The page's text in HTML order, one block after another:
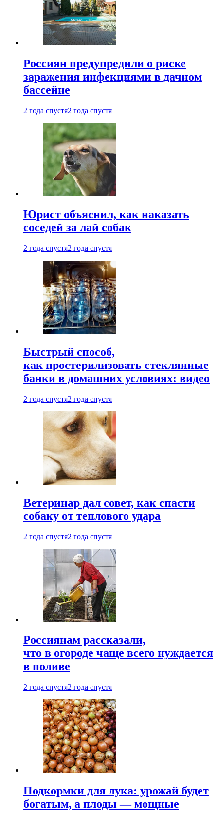
Россиян предупредили о риске
заражения инфекциями в дачном
бассейне
2 года спустя2 года спустя
Юрист объяснил, как наказать
соседей за лай собак
2 года спустя2 года спустя
Быстрый способ,
как простерилизовать стеклянные
банки в домашних условиях: видео
2 года спустя2 года спустя
Ветеринар дал совет, как спасти
собаку от теплового удара
2 года спустя2 года спустя
Россиянам рассказали,
что в огороде чаще всего нуждается
в поливе
2 года спустя2 года спустя
Подкормки для лука: урожай будет
богатым, а плоды — мощные